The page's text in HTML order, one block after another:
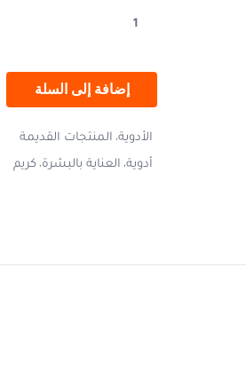
إضافة إلى السلة
الأدوية المنتجات القديمة
أدوية العناية بالبشرة كريم